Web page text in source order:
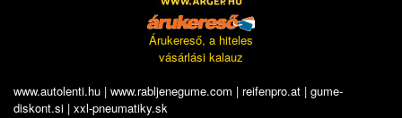
Árukereső, a hiteles
vásárlási kalauz
www.autolenti.hu | www.rabljenegume.com | reifenpro.at | gume-
diskont.si | xxl-pneumatiky.sk